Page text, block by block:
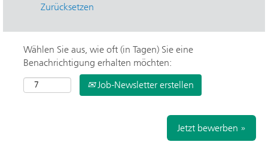
Zurücksetzen
Wählen Sie aus, wie oft (in Tagen) Sie eine
Benachrichtigung erhalten möchten:
Job-Newsletter erstellen
Jetzt bewerben »